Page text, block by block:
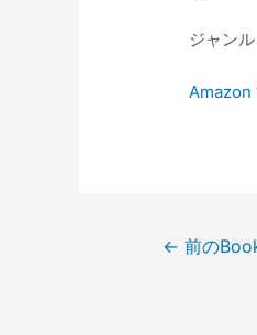
ジャン
Amazon
← 前の